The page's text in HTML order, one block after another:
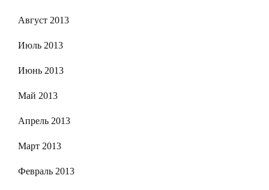
Август 2013
Июль 2013
Июнь 2013
Май 2013
Апрель 2013
Март 2013
Февраль 2013